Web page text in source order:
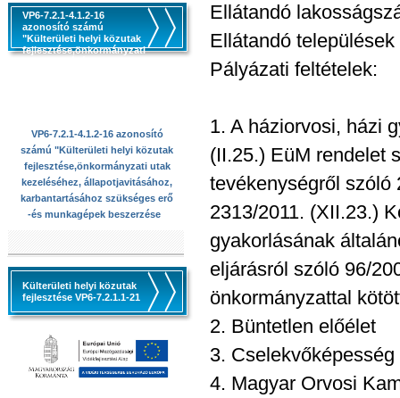
VP6-7.2.1-4.1.2-16
azonosító számú
"Külterületi helyi közutak
fejlesztése,önkormányzati
VP6-7.2.1-4.1.2-16 azonosító
számú "Külterületi helyi közutak
fejlesztése,önkormányzati utak
kezeléséhez, állapotjavitásához,
karbantartásához szükséges erő
-és munkagépek beszerzése
Külterületi helyi közutak
fejlesztése VP6-7.2.1.1-21
Ellátandó
Ellátandó
Pályázati feltételek:
1. A háziorvosi, házi
(II.25.) EüM rendelet
tevékenységről szóló
2313/2011. (XII.23.)
gyakorlásának
eljárásról szóló 96/
önkormányzattal
2. Büntetlen előélet
3. Cselekvőképesség
4. Magyar Orvosi